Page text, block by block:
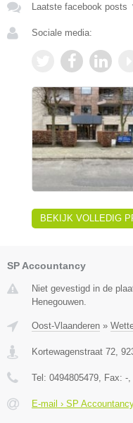
Laatste facebook posts
Sociale media:
BEKIJK VOLLEDIG
SP Accountancy
Niet gevestigd in de
Henegouwen.
Oost-Vlaanderen »
Kortewagenstraat 72
Tel: 0494805479 , Fax: -
E-mail › SP